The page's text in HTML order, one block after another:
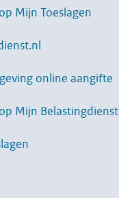
Mijn Toeslagen
online aangifte
Mijn Belastingdienst